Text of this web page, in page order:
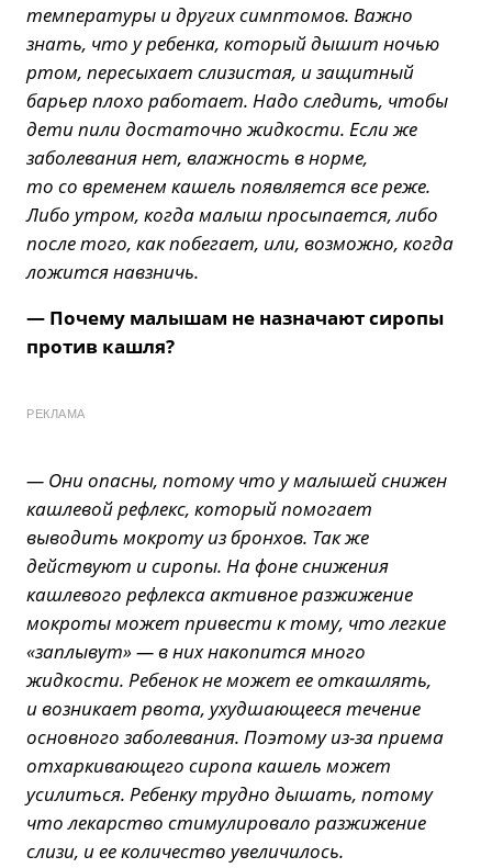
температуры и других симптомов. Важно
знать, что у ребенка, который дышит ночью
ртом, пересыхает слизистая, и защитный
барьер плохо работает. Надо следить, чтобы
дети пили достаточно жидкости. Если же
заболевания нет, влажность в норме,
то со временем кашель появляется все реже.
Либо утром, когда малыш просыпается, либо
после того, как побегает, или, возможно, когда
ложится навзничь.
— Почему малышам не назначают сиропы
против кашля?
РЕКЛАМА
— Они опасны, потому что у малышей снижен
кашлевой рефлекс, который помогает
выводить мокроту из бронхов. Так же
действуют и сиропы. На фоне снижения
кашлевого рефлекса активное разжижение
мокроты может привести к тому, что легкие
«заплывут» — в них накопится много
жидкости. Ребенок не может ее откашлять,
и возникает рвота, ухудшающееся течение
основного заболевания. Поэтому из-за приема
отхаркивающего сиропа кашель может
усилиться. Ребенку трудно дышать, потому
что лекарство стимулировало разжижение
слизи, и ее количество увеличилось.